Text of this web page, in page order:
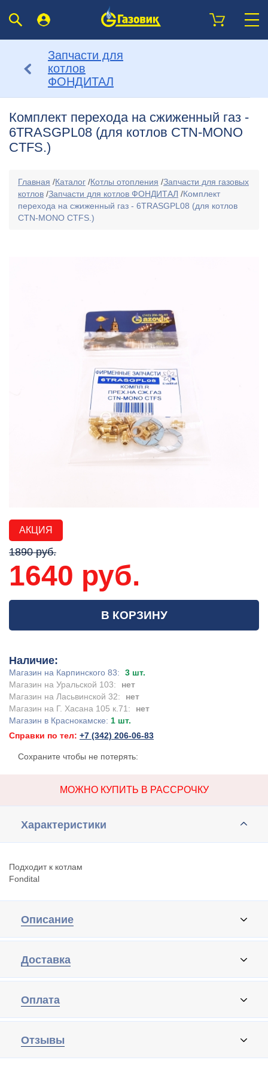
Запчасти для
котлов
ФОНДИТАЛ
Комплект перехода на сжиженный газ -
6TRASGPL08 (для котлов CTN-MONO
CTFS.)
Главная /Каталог /Котлы отопления /Запчасти для газовых
котлов /Запчасти для котлов ФОНДИТАЛ /Комплект
перехода на сжиженный газ - 6TRASGPL08 (для котлов
CTN-MONO CTFS.)
АКЦИЯ
1890 руб.
1640 руб.
В КОРЗИНУ
Наличие:
Магазин на Карпинского 83:
3 шт.
Магазин на Уральской 103:
нет
Магазин на Ласьвинской 32:
нет
Магазин на Г. Хасана 105 к.71:
нет
Магазин в Краснокамске: 1 шт.
Справки по тел: +7 (342) 206-06-83
Сохраните чтобы не потерять:
МОЖНО КУПИТЬ В РАССРОЧКУ
Характеристики
Подходит к котлам
Fondital
Описание
Доставка
Оплата
Отзывы